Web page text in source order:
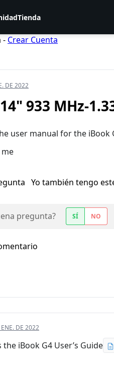
Tienda
- Crear Cuenta
DE 2022
933 MHz-
user manual for the iBook
Yo también tengo
pregunta? SÍ NO
DE 2022
the iBook G4 User’s Guide